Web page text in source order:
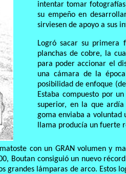
intentar tomar
su empeño en
sirviesen de apoyo a sus
Logró sacar su primera
planchas de cobre, la
para poder accionar el
una cámara de la
posibilidad de enfoque
Estaba compuesto por
superior, en la que
goma enviaba a voluntad
llama producía un fuerte
con un GRAN volumen y
Boutan consiguió un nuevo
grandes lámparas de arco. Estos